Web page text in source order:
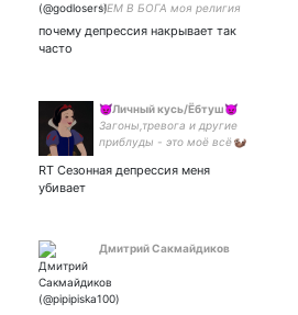
ЧЕМ В БОГА моя религия
почему депрессия накрывает так
часто
😈Личный кусь/Ёбтуш👿
Загоны,тревога и другие
приблуды - это моё всё🦦
52—44 (ищу комфорт)
RT Сезонная депрессия меня
убивает
Дмитрий Сакмайдиков